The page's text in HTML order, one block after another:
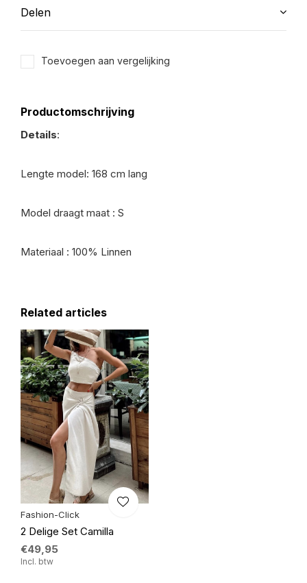
Delen
Toevoegen aan vergelijking
Productomschrijving
Details:
Lengte model: 168 cm lang
Model draagt maat : S
Materiaal : 100% Linnen
Related articles
Fashion-Click
2 Delige Set Camilla
€49,95
Incl. btw